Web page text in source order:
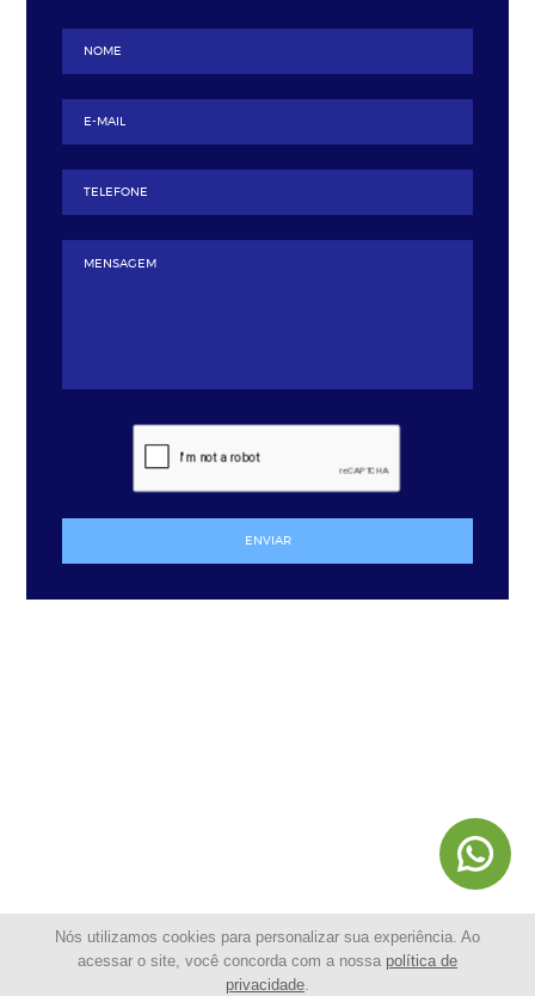
Nós utilizamos cookies para personalizar sua experiência. Ao
acessar o site, você concorda com a nossa política de
privacidade.
ENVIAR